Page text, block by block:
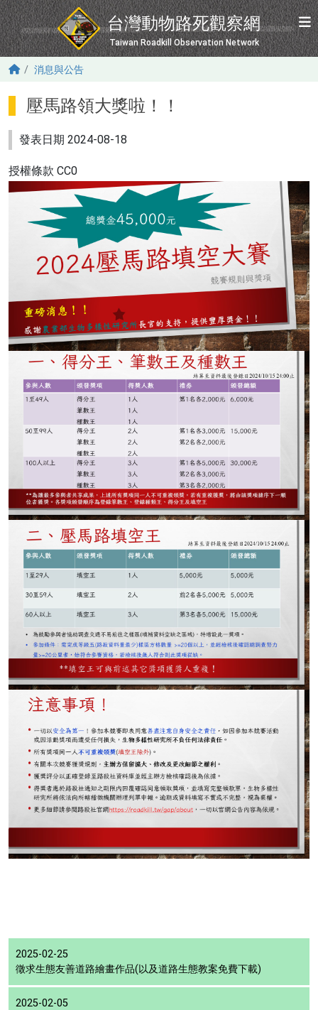
移至主內容
台灣動物路死觀察網
Taiwan Roadkill Observation Network
消息與公告
2025-02-25
徵求生態友善道路繪畫作品(以及道路生態教案免費下載)
2025-02-05
壓馬路領大獎啦！！
發表日期 2024-08-18
授權條款 CC0